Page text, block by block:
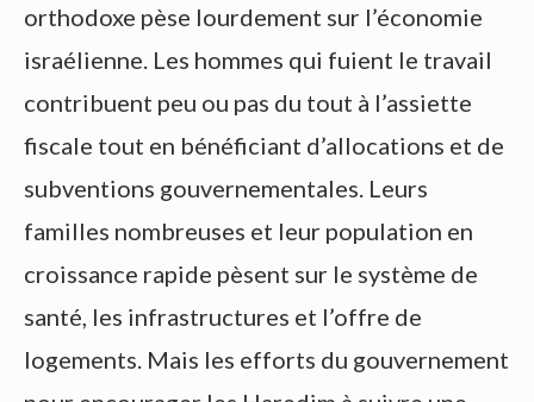
orthodoxe pèse lourdement sur l’économie
israélienne. Les hommes qui fuient le travail
contribuent peu ou pas du tout à l’assiette
fiscale tout en bénéficiant d’allocations et de
subventions gouvernementales. Leurs
familles nombreuses et leur population en
croissance rapide pèsent sur le système de
santé, les infrastructures et l’offre de
logements. Mais les efforts du gouvernement